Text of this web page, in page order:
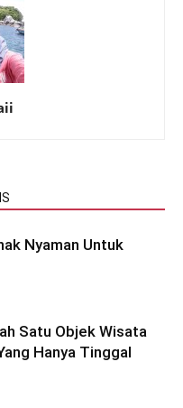
Nyaman Untuk
Satu Objek Wisata
Hanya Tinggal